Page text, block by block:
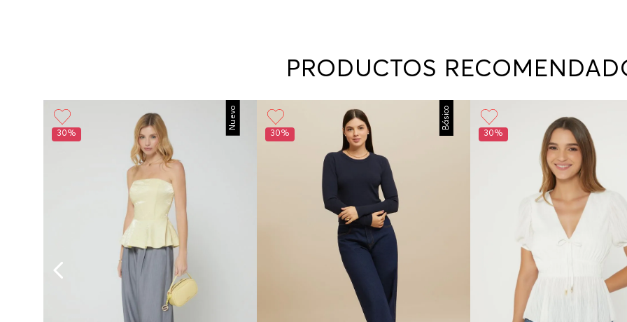
PRODUCTOS
Nuevo
30%
Básico
30% 30%